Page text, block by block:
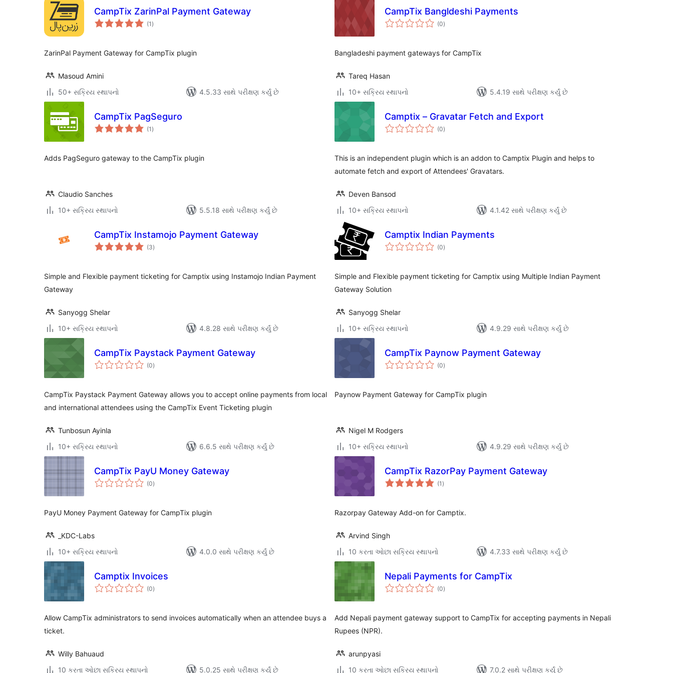
CampTix ZarinPal Payment Gateway
(1 કુલ
રેટિંગ્સ
)
ZarinPal Payment Gateway for CampTix plugin
Masoud Amini
50+ સક્રિય સ્થાપનો
4.5.33 સાથે પરીક્ષણ કર્યું છે
CampTix Bangldeshi Payments
(0કુલ
રેટિંગ્સ
)
Bangladeshi payment gateways for CampTix
Tareq Hasan
10+ સક્રિય સ્થાપનો
5.4.19 સાથે પરીક્ષણ કર્યું છે
CampTix PagSeguro
(1 કુલ
રેટિંગ્સ
)
Adds PagSeguro gateway to the CampTix plugin
Claudio Sanches
10+ સક્રિય સ્થાપનો
5.5.18 સાથે પરીક્ષણ કર્યું છે
Camptix – Gravatar Fetch and Export
(0કુલ
રેટિંગ્સ
)
This is an independent plugin which is an addon to Camptix Plugin and helps to
automate fetch and export of Attendees' Gravatars.
Deven Bansod
10+ સક્રિય સ્થાપનો
4.1.42 સાથે પરીક્ષણ કર્યું છે
CampTix Instamojo Payment Gateway
(3કુલ
રેટિંગ્સ
)
Simple and Flexible payment ticketing for Camptix using Instamojo Indian Payment
Gateway
Sanyogg Shelar
10+ સક્રિય સ્થાપનો
4.8.28 સાથે પરીક્ષણ કર્યું છે
Camptix Indian Payments
(0કુલ
રેટિંગ્સ
)
Simple and Flexible payment ticketing for Camptix using Multiple Indian Payment
Gateway Solution
Sanyogg Shelar
10+ સક્રિય સ્થાપનો
4.9.29 સાથે પરીક્ષણ કર્યું છે
CampTix Paystack Payment Gateway
(0કુલ
રેટિંગ્સ
)
CampTix Paystack Payment Gateway allows you to accept online payments from local
and international attendees using the CampTix Event Ticketing plugin
Tunbosun Ayinla
10+ સક્રિય સ્થાપનો
6.6.5 સાથે પરીક્ષણ કર્યું છે
CampTix Paynow Payment Gateway
(0કુલ
રેટિંગ્સ
)
Paynow Payment Gateway for CampTix plugin
Nigel M Rodgers
10+ સક્રિય સ્થાપનો
4.9.29 સાથે પરીક્ષણ કર્યું છે
CampTix PayU Money Gateway
(0કુલ
રેટિંગ્સ
)
PayU Money Payment Gateway for CampTix plugin
_KDC-Labs
10+ સક્રિય સ્થાપનો
4.0.0 સાથે પરીક્ષણ કર્યું છે
CampTix RazorPay Payment Gateway
(1 કુલ
રેટિંગ્સ
)
Razorpay Gateway Add-on for Camptix.
Arvind Singh
10 કરતા ઓછા સક્રિય સ્થાપનો
4.7.33 સાથે પરીક્ષણ કર્યું છે
Camptix Invoices
(0કુલ
રેટિંગ્સ
)
Allow CampTix administrators to send invoices automatically when an attendee buys a
ticket.
Willy Bahuaud
10 કરતા ઓછા સક્રિય સ્થાપનો
5.0.25 સાથે પરીક્ષણ કર્યું છે
Nepali Payments for CampTix
(0કુલ
રેટિંગ્સ
)
Add Nepali payment gateway support to CampTix for accepting payments in Nepali
Rupees (NPR).
arunpyasi
10 કરતા ઓછા સક્રિય સ્થાપનો
7.0.2 સાથે પરીક્ષણ કર્યું છે